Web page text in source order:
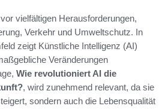
vielfältigen Herausforderungen,
Verkehr und Umweltschutz. In
zeigt Künstliche Intelligenz (AI)
Veränderungen
Wie revolutioniert AI die
, wird zunehmend relevant, da sie
sondern auch die Lebensqualität